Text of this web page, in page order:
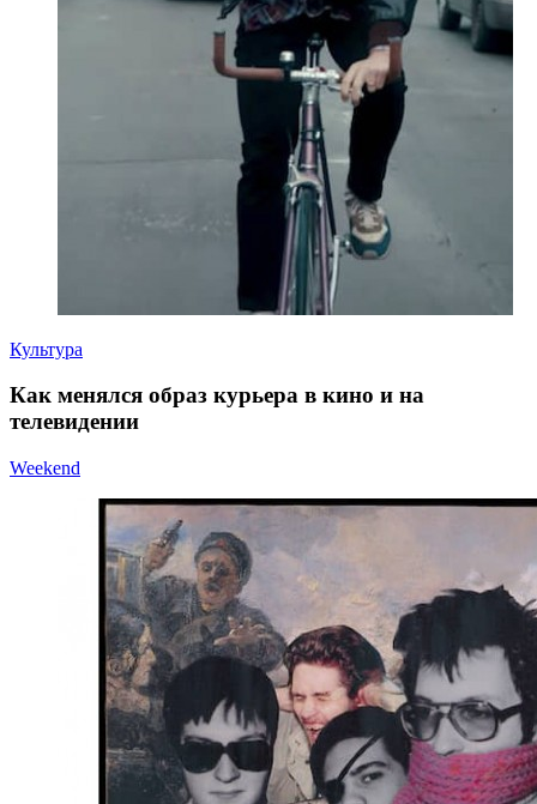
Культура
Как менялся образ курьера в кино и на
телевидении
Weekend